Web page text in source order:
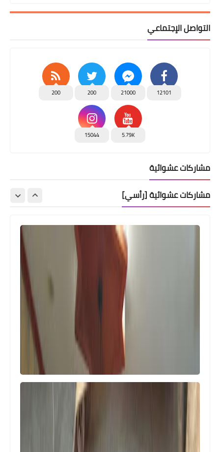
التواصل الإجتماعي
12101
21000
200
200
5.79K
15044
مشاركات عشوائية
مشاركات عشوائية [رأسي]